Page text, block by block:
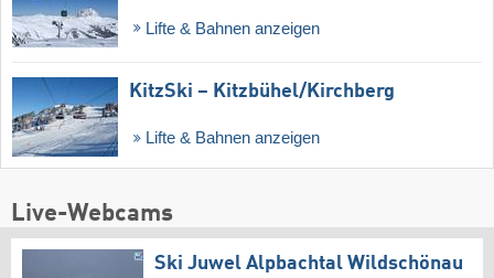
Lifte & Bahnen anzeigen
KitzSki – Kitzbühel/​Kirchberg
Lifte & Bahnen anzeigen
Live-Webcams
Ski Juwel Alpbachtal Wildschönau